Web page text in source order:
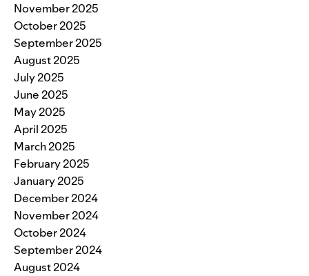
November 2025
October 2025
September 2025
August 2025
July 2025
June 2025
May 2025
April 2025
March 2025
February 2025
January 2025
December 2024
November 2024
October 2024
September 2024
August 2024